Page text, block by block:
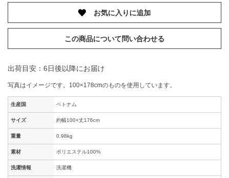
お気に入りに追加
この商品について問い合わせる
出荷目安：6日後以降にお届け
写真はイメージです。100×178cmのものを使用しています。
生産国 ベトナム
サイズ 約幅100×丈176cm
重量 0.98kg
素材 ポリエステル100%
洗濯情報 洗濯機